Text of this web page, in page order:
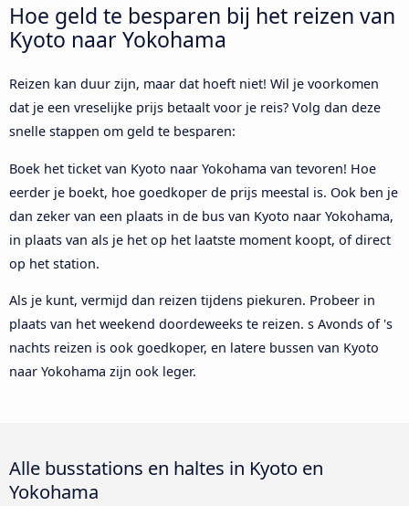
Hoe geld te besparen bij het reizen van
Kyoto naar Yokohama
Reizen kan duur zijn, maar dat hoeft niet! Wil je voorkomen
dat je een vreselijke prijs betaalt voor je reis? Volg dan deze
snelle stappen om geld te besparen:
Boek het ticket van Kyoto naar Yokohama van tevoren! Hoe
eerder je boekt, hoe goedkoper de prijs meestal is. Ook ben je
dan zeker van een plaats in de bus van Kyoto naar Yokohama,
in plaats van als je het op het laatste moment koopt, of direct
op het station.
Als je kunt, vermijd dan reizen tijdens piekuren. Probeer in
plaats van het weekend doordeweeks te reizen. s Avonds of 's
nachts reizen is ook goedkoper, en latere bussen van Kyoto
naar Yokohama zijn ook leger.
Alle busstations en haltes in Kyoto en
Yokohama